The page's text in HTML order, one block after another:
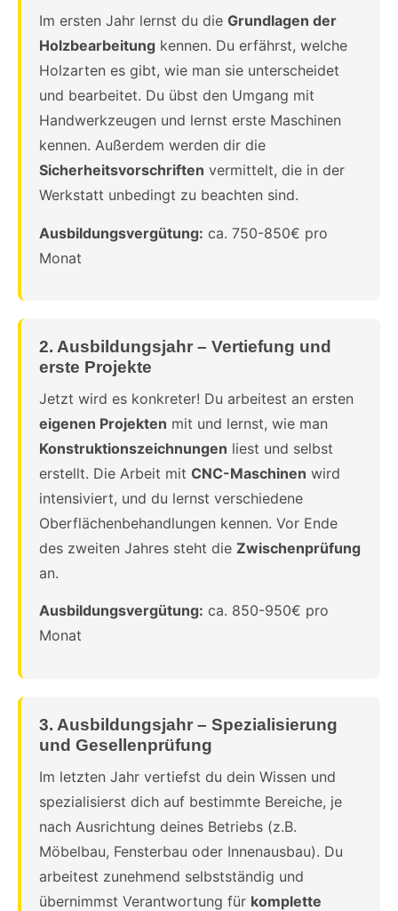
Im ersten Jahr lernst du die Grundlagen der
Holzbearbeitung kennen. Du erfährst, welche
Holzarten es gibt, wie man sie unterscheidet
und bearbeitet. Du übst den Umgang mit
Handwerkzeugen und lernst erste Maschinen
kennen. Außerdem werden dir die
Sicherheitsvorschriften vermittelt, die in der
Werkstatt unbedingt zu beachten sind.
Ausbildungsvergütung: ca. 750-850€ pro
Monat
2. Ausbildungsjahr – Vertiefung und
erste Projekte
Jetzt wird es konkreter! Du arbeitest an ersten
eigenen Projekten mit und lernst, wie man
Konstruktionszeichnungen liest und selbst
erstellt. Die Arbeit mit CNC-Maschinen wird
intensiviert, und du lernst verschiedene
Oberflächenbehandlungen kennen. Vor Ende
des zweiten Jahres steht die Zwischenprüfung
an.
Ausbildungsvergütung: ca. 850-950€ pro
Monat
3. Ausbildungsjahr – Spezialisierung
und Gesellenprüfung
Im letzten Jahr vertiefst du dein Wissen und
spezialisierst dich auf bestimmte Bereiche, je
nach Ausrichtung deines Betriebs (z.B.
Möbelbau, Fensterbau oder Innenausbau). Du
arbeitest zunehmend selbstständig und
übernimmst Verantwortung für komplette